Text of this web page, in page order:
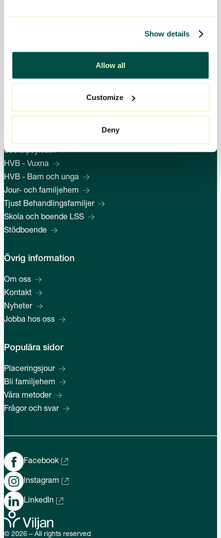
Show details
Allow all
Customize
Deny
Socialpsykiatri
HVB - Vuxna
HVB - Barn och unga
Jour- och familjehem
Tjust Behandlingsfamiljer
Skola och boende LSS
Stödboende
Övrig information
Om oss
Kontakt
Nyheter
Jobba hos oss
Populära sidor
Placeringsjour
Bli familjehem
Våra metoder
Frågor och svar
Facebook
Instagram
LinkedIn
© 2026 – All rights reserved